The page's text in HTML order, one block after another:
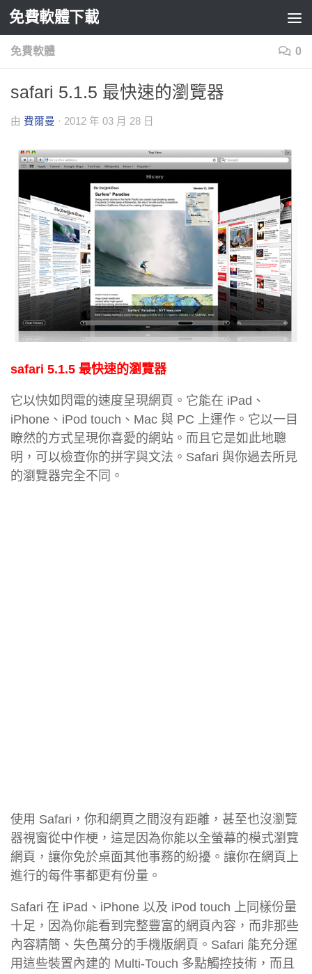
Skip to content
免費軟體下載
免費軟體 0
safari 5.1.5 最快速的瀏覽器
由 費爾曼 · 2012 年 03 月 28 日
safari 5.1.5 最快速的瀏覽器
它以快如閃電的速度呈現網頁。它能在 iPad、
iPhone、iPod touch、Mac 與 PC 上運作。它以一目
瞭然的方式呈現你喜愛的網站。而且它是如此地聰
明，可以檢查你的拼字與文法。Safari 與你過去所見
的瀏覽器完全不同。
使用 Safari，你和網頁之間沒有距離，甚至也沒瀏覽
器視窗從中作梗，這是因為你能以全螢幕的模式瀏覽
網頁，讓你免於桌面其他事務的紛擾。讓你在網頁上
進行的每件事都更有份量。
Safari 在 iPad、iPhone 以及 iPod touch 上同樣份量
十足，因為你能看到完整豐富的網頁內容，而非那些
內容精簡、失色萬分的手機版網頁。Safari 能充分運
用這些裝置內建的 Multi-Touch 多點觸控技術，而且